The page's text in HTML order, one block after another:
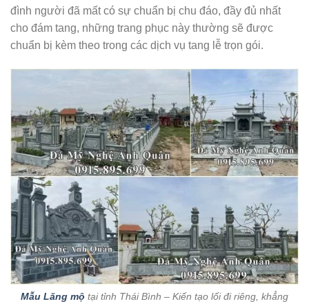
đình người đã mất có sự chuẩn bị chu đáo, đầy đủ nhất
cho đám tang, những trang phục này thường sẽ được
chuẩn bị kèm theo trong các dịch vụ tang lễ trọn gói.
Mẫu Lăng mộ tại tỉnh Thái Bình – Kiến tạo lối đi riêng, khẳng